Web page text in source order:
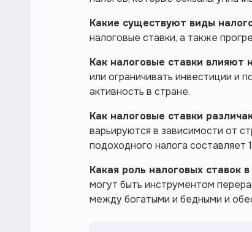
Какие существуют виды
налоговые ставки, а также
Как налоговые ставки влияют
или ограничивать инвестиции и
активность в стране.
Как налоговые ставки
варьируются в зависимости от
подоходного налога составляет
Какая роль налоговых ставок
могут быть инструментом
между богатыми и бедными и